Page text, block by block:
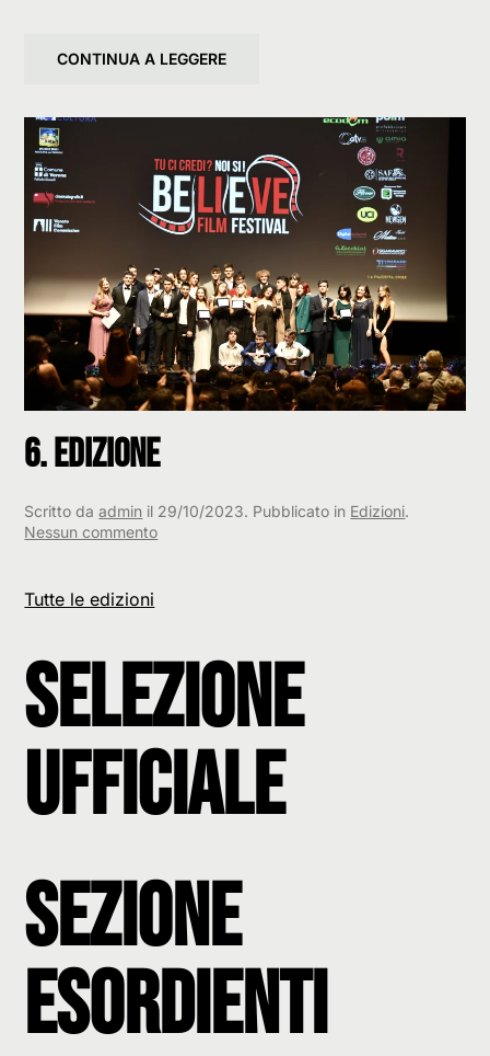
CONTINUA A LEGGERE
6. Edizione
Scritto daadmin il 29/10/2023. Pubblicato in Edizioni.
Nessun commentosu
Tutte le edizioni
Selezione
Ufficiale
Sezione
Esordienti